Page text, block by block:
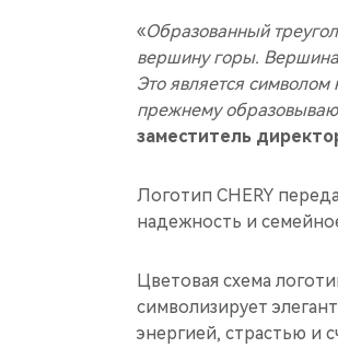
«Образованный
вершину горы.
Это является символом
прежнему
заместитель
Логотип CHERY
надежность и
Цветовая схема
символизирует
энергией, страстью и